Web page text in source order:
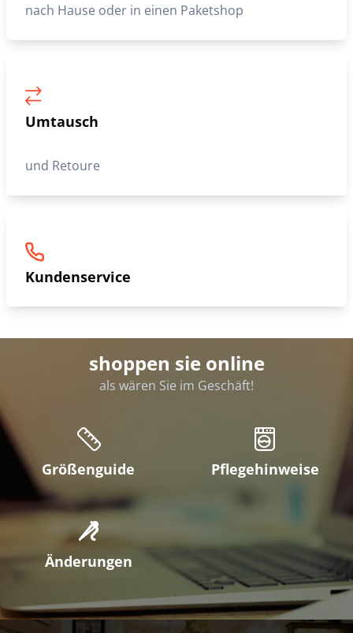
nach Hause oder in einen Paketshop
Umtausch
und Retoure
Kundenservice
shoppen sie online
als wären Sie im Geschäft!
Größenguide Pflegehinweise
Änderungen